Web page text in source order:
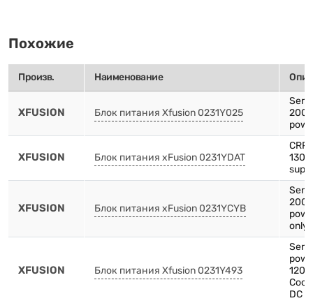
Похожие
Произв. Наименование
XFUSION Блок питания Xfusion 0231Y025
XFUSION Блок питания xFusion 0231YDAT
XFUSION Блок питания xFusion 0231YCYB
only
XFUSION Блок питания Xfusion 0231Y493
DC